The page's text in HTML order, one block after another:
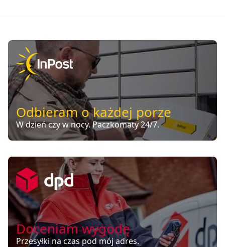
Odbieram o każdej porze
W dzień czy w nocy. Paczkomaty 24/7.
Doceniam wygodę
Przesyłki na czas pod mój adres.